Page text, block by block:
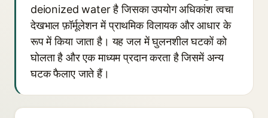
deionized water है जिसका उपयोग अधिकांश त्वचा
देखभाल फ़ॉर्मूलेशन में प्राथमिक विलायक और आधार के
रूप में किया जाता है। यह जल में घुलनशील घटकों को
घोलता है और एक माध्यम प्रदान करता है जिसमें अन्य
घटक फैलाए जाते हैं।